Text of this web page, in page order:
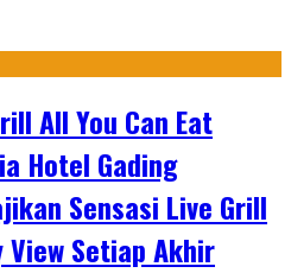
All You Can Eat
Hotel Gading
Sensasi Live Grill
Setiap Akhir